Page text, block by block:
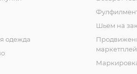
одежда
Шьем на